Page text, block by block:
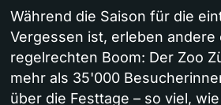
Während die Saison für die
Vergessen ist, erleben andere
regelrechten Boom: Der Zoo
mehr als 35'000
über die Festtage – so viel,